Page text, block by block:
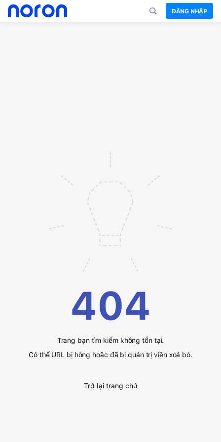
ĐĂNG NHẬP
404
Trang bạn tìm kiếm không tồn tại.
Có thể URL bị hỏng hoặc đã bị quản trị viên xoá bỏ.
Trở lại trang chủ